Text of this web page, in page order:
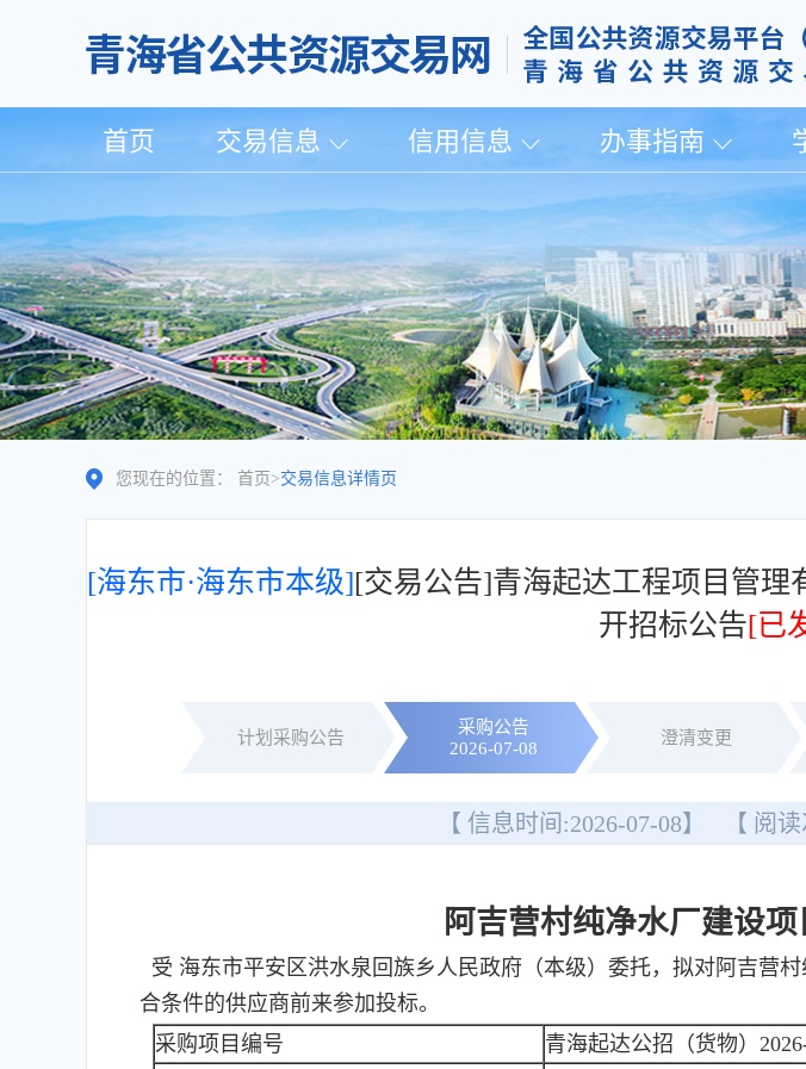
首页 交易信息 信用信息 办事指南
您现在的位置： 首页 >交易信息详情页
[海东市·海东市本级][交易公告]青海起达工程项目管理
开招标公告[已
计划采购公告
采购公告
2026-07-08
澄清变更
【 信息时间:2026-07-08】 【 阅
阿吉营村纯净水厂建设
受 海东市平安区洪水泉回族乡人民政府（本级）委托，拟对阿吉营
合条件的供应商前来参加投标。
采购项目编号
青海起达公招（货物）